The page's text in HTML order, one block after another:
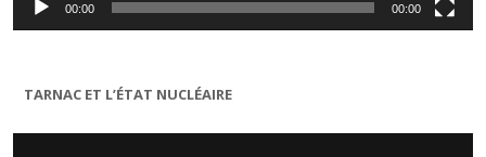
00:00 00:00
TARNAC ET L’ÉTAT NUCLÉAIRE
Lecteur